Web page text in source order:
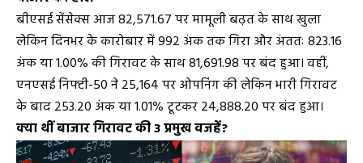
बीएसई सेंसेक्स आज 82,571.67 पर मामूली बढ़त के साथ खुला
लेकिन दिनभर के कारोबार में 992 अंक तक गिरा और अंततः 823.16
अंक या 1.00% की गिरावट के साथ 81,691.98 पर बंद हुआ। वहीं,
एनएसई निफ्टी-50 ने 25,164 पर ओपनिंग की लेकिन भारी गिरावट
के बाद 253.20 अंक या 1.01% टूटकर 24,888.20 पर बंद हुआ।
क्या थीं बाजार गिरावट की 3 प्रमुख वजहें?